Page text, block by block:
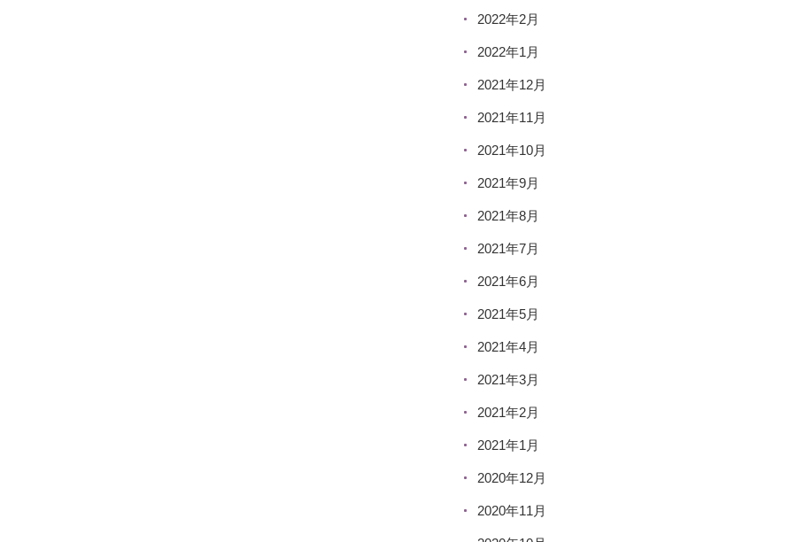
2022年2月
2022年1月
2021年12月
2021年11月
2021年10月
2021年9月
2021年8月
2021年7月
2021年6月
2021年5月
2021年4月
2021年3月
2021年2月
2021年1月
2020年12月
2020年11月